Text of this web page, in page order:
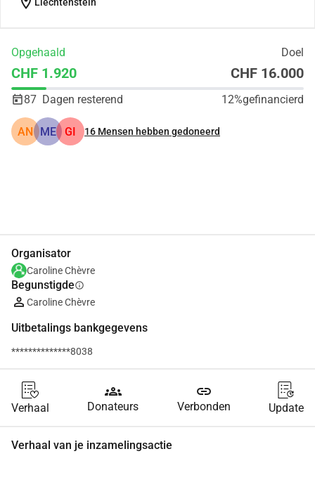
Opgehaald Doel
CHF 1.920 CHF 16.000
87 Dagen resterend 12%gefinancierd
AN ME GI 16 Mensen hebben gedoneerd
Organisator
Caroline Chèvre
Begunstigdeinfo
Caroline Chèvre
Uitbetalings bankgegevens
**************8038
Verhaal
groups
Donateurs
link
Verbonden Update
Verhaal van je inzamelingsactie